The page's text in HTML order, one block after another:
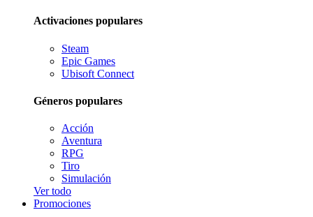
Activaciones populares
Steam
Epic Games
Ubisoft Connect
Géneros populares
Acción
Aventura
RPG
Tiro
Simulación
Ver todo
Promociones